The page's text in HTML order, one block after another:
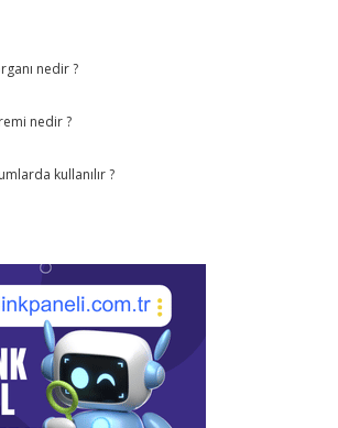
nedir ?
nedir ?
kullanılır ?